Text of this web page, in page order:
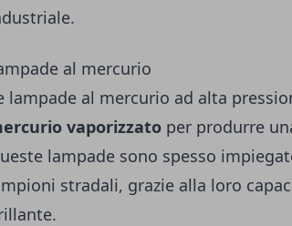
al mercurio
lampade al mercurio ad alta
vaporizzato per produrre
lampade sono spesso
stradali, grazie alla loro